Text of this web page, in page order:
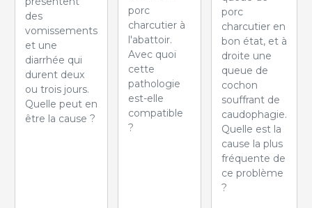
des
vomissements
et une
diarrhée qui
durent deux
ou trois jours.
Quelle peut en
être la cause ?
porc
charcutier à
l'abattoir.
Avec quoi
cette
pathologie
est-elle
compatible
?
porc
charcutier en
bon état, et à
droite une
queue de
cochon
souffrant de
caudophagie.
Quelle est la
cause la plus
fréquente de
ce problème
?